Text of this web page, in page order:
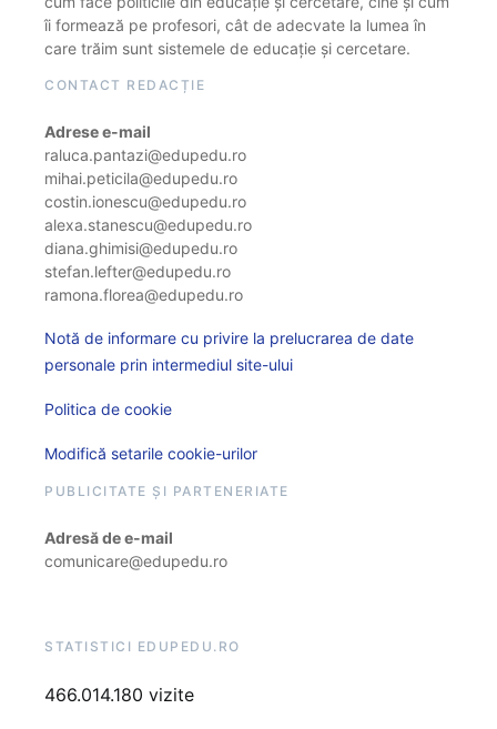
îi formează pe profesori, cât de adecvate la lumea în
care trăim sunt sistemele de educație și cercetare.
CONTACT REDACȚIE
Adrese e-mail
raluca.pantazi@edupedu.ro
mihai.peticila@edupedu.ro
costin.ionescu@edupedu.ro
alexa.stanescu@edupedu.ro
diana.ghimisi@edupedu.ro
stefan.lefter@edupedu.ro
ramona.florea@edupedu.ro
Notă de informare cu privire la prelucrarea de date
personale prin intermediul site-ului
Politica de cookie
Modifică setarile cookie-urilor
PUBLICITATE ȘI PARTENERIATE
Adresă de e-mail
comunicare@edupedu.ro
STATISTICI EDUPEDU.RO
466.014.180 vizite